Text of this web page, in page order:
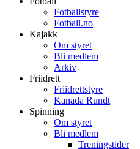
Fotballstyre
Fotball.no
Kajakk
Om styret
Bli medlem
Arkiv
Friidrett
Friidrettstyre
Kanada Rundt
Spinning
Om styret
Bli medlem
Treningstider